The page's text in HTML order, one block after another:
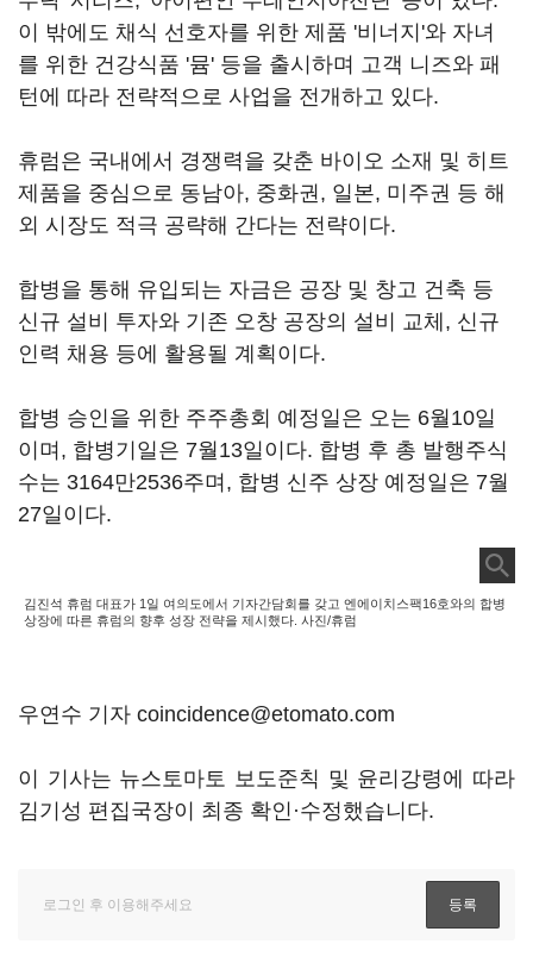
이 밖에도 채식 선호자를 위한 제품 '비너지'와 자녀
를 위한 건강식품 '뮴' 등을 출시하며 고객 니즈와 패
턴에 따라 전략적으로 사업을 전개하고 있다.
휴럼은 국내에서 경쟁력을 갖춘 바이오 소재 및 히트
제품을 중심으로 동남아, 중화권, 일본, 미주권 등 해
외 시장도 적극 공략해 간다는 전략이다.
합병을 통해 유입되는 자금은 공장 및 창고 건축 등
신규 설비 투자와 기존 오창 공장의 설비 교체, 신규
인력 채용 등에 활용될 계획이다.
합병 승인을 위한 주주총회 예정일은 오는 6월10일
이며, 합병기일은 7월13일이다. 합병 후 총 발행주식
수는 3164만2536주며, 합병 신주 상장 예정일은 7월
27일이다.
김진석 휴럼 대표가 1일 여의도에서 기자간담회를 갖고 엔에이치스팩16호와의 합병
상장에 따른 휴럼의 향후 성장 전략을 제시했다. 사진/휴럼
우연수 기자 coincidence@etomato.com
이 기사는 뉴스토마토 보도준칙 및 윤리강령에 따라
김기성 편집국장이 최종 확인·수정했습니다.